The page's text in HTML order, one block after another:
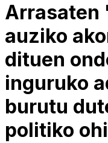
Arrasaten
auziko
dituen
inguruko
burutu
politiko